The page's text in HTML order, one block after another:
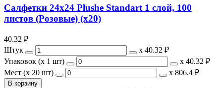
Салфетки 24х24 Plushe Standart 1 слой, 100
листов (Розовые) (х20)
40.32 ₽
Штук
х 40.32 ₽
Упаковок (x 1 шт)
х 40.32 ₽
Мест (x 20 шт)
х 806.4 ₽
В корзину